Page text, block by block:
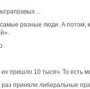
разные люди. А потом,
пришло 10 тысяч. То есть
приняли либеральные